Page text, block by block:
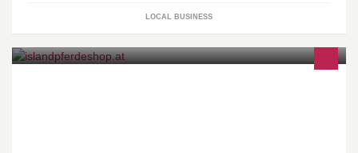
LOCAL BUSINESS